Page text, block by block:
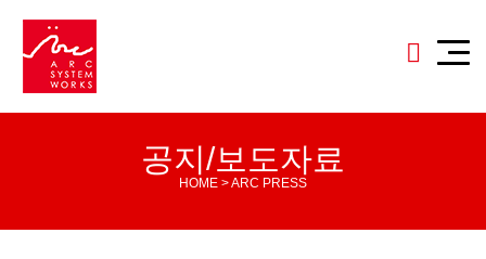
공지/보도자료
HOME > ARC PRESS